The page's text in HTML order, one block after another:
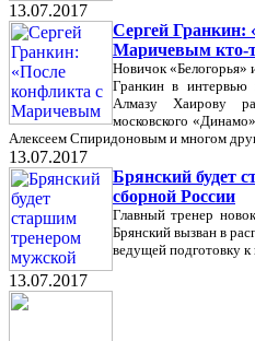
13.07.2017
Сергей Гранкин:
Маричевым кто-
Новичок «Белогорья»
Гранкин в
Алмазу Хаирову
московского
Алексеем Спиридоновым и многом
13.07.2017
Брянский будет
сборной России
Главный тренер
Брянский вызван в
ведущей подготовку
13.07.2017